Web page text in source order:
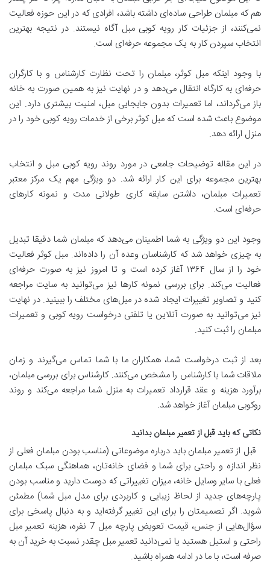
هم که مبلمان طراحی ساده‌ای داشته باشد، افرادی که در این حوزه فعالیت
نمی‌کنند، از جزئیات کار رویه کوبی مبل آگاه نیستند. در نتیجه بهترین
انتخاب سپردن کار به یک مجموعه حرفه‌ای است.
با وجود اینکه مبل کوثر، مبلمان را تحت نظارت کارشناس و با کارگران
حرفه‌ای به کارگاه انتقال می‌دهد و در نهایت نیز به همین صورت به خانه
باز می‌گرداند، اما تعمیرات بدون جابجایی مبل، امنیت بیشتری دارد. این
موضوع باعث شده است که مبل کوثر برخی از خدمات رویه کوبی خود را در
منزل ارائه دهد.
در این مقاله توضیحات جامعی در مورد روند رویه کوبی مبل و انتخاب
بهترین مجموعه برای این کار ارائه شد. دو ویژگی‌ مهم یک مرکز معتبر
تعمیرات مبلمان، داشتن سابقه کاری طولانی مدت و نمونه کارهای
حرفه‌ای است.
وجود این دو ویژگی به شما اطمینان می‌دهد که مبلمان شما دقیقا تبدیل
به چیزی خواهد شد که کارشناسان وعده آن را داده‌اند. مبل کوثر فعالیت
خود را از سال ۱۳۶۴ آغاز کرده است و تا امروز نیز به صورت حرفه‌ای
فعالیت می‌کند. برای بررسی نمونه کارها نیز می‌توانید به سایت مراجعه
کنید و تصاویر تغییرات ایجاد شده در مبل‌های مختلف را ببینید. در نهایت
نیز می‌توانید به صورت آنلاین یا تلفنی درخواست رویه کوبی و تعمیرات
مبلمان را ثبت کنید.
بعد از ثبت درخواست شما، همکاران ما با شما تماس می‌گیرند و زمان
ملاقات شما با کارشناس را مشخص می‌کنند. کارشناس برای بررسی مبلمان،
برآورد هزینه و عقد قرارداد تعمیرات به منزل شما مراجعه می‌کند و روند
روکوبی مبلمان آغاز خواهد شد.
نکاتی که باید قبل از تعمیر مبلمان بدانید
قبل از تعمیر مبلمان باید درباره موضوعاتی (مناسب بودن مبلمان فعلی از
نظر اندازه و راحتی برای شما و فضای خانه‌تان، هماهنگی سبک مبلمان
فعلی با سایر وسایل خانه، میزان تغییراتی که دوست دارید و مناسب بودن
پارچه‌های جدید از لحاظ زیبایی و کاربردی برای مدل مبل شما) مطمئن
شوید. اگر تصمیمتان را برای این تغییر گرفته‌اید و به دنبال پاسخی برای
سؤال‌هایی از جنس، قیمت تعویض پارچه مبل 7 نفره، هزینه تعمیر مبل
راحتی و استیل هستید یا نمی‌دانید تعمیر مبل چقدر نسبت به خرید آن به
صرفه است، با ما در ادامه همراه باشید.